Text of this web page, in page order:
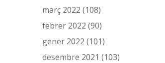
març 2022 (108)
febrer 2022 (90)
gener 2022 (101)
desembre 2021 (103)